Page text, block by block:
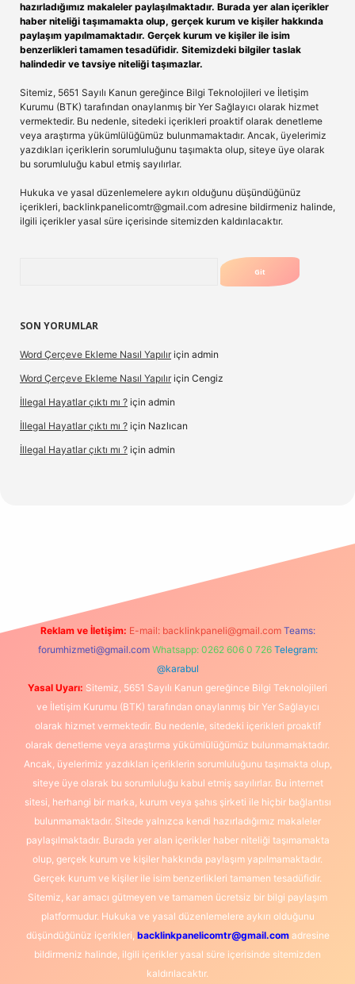
hazırladığımız makaleler paylaşılmaktadır. Burada yer alan içerikler
haber niteliği taşımamakta olup, gerçek kurum ve kişiler hakkında
paylaşım yapılmamaktadır. Gerçek kurum ve kişiler ile isim
benzerlikleri tamamen tesadüfidir. Sitemizdeki bilgiler taslak
halindedir ve tavsiye niteliği taşımazlar.
Sitemiz, 5651 Sayılı Kanun gereğince Bilgi Teknolojileri ve İletişim
Kurumu (BTK) tarafından onaylanmış bir Yer Sağlayıcı olarak hizmet
vermektedir. Bu nedenle, sitedeki içerikleri proaktif olarak denetleme
veya araştırma yükümlülüğümüz bulunmamaktadır. Ancak, üyelerimiz
yazdıkları içeriklerin sorumluluğunu taşımakta olup, siteye üye olarak
bu sorumluluğu kabul etmiş sayılırlar.
Hukuka ve yasal düzenlemelere aykırı olduğunu düşündüğünüz
içerikleri, backlinkpanelicomtr@gmail.com adresine bildirmeniz halinde,
ilgili içerikler yasal süre içerisinde sitemizden kaldırılacaktır.
SON YORUMLAR
Word Çerçeve Ekleme Nasıl Yapılır için admin
Word Çerçeve Ekleme Nasıl Yapılır için Cengiz
İllegal Hayatlar çıktı mı ? için admin
İllegal Hayatlar çıktı mı ? için Nazlıcan
İllegal Hayatlar çıktı mı ? için admin
Reklam ve İletişim: E-mail: backlinkpaneli@gmail.com Teams:
forumhizmeti@gmail.com Whatsapp: 0262 606 0 726 Telegram:
@karabul
Yasal Uyarı: Sitemiz, 5651 Sayılı Kanun gereğince Bilgi Teknolojileri
ve İletişim Kurumu (BTK) tarafından onaylanmış bir Yer Sağlayıcı
olarak hizmet vermektedir. Bu nedenle, sitedeki içerikleri proaktif
olarak denetleme veya araştırma yükümlülüğümüz bulunmamaktadır.
Ancak, üyelerimiz yazdıkları içeriklerin sorumluluğunu taşımakta olup,
siteye üye olarak bu sorumluluğu kabul etmiş sayılırlar. Bu internet
sitesi, herhangi bir marka, kurum veya şahıs şirketi ile hiçbir bağlantısı
bulunmamaktadır. Sitede yalnızca kendi hazırladığımız makaleler
paylaşılmaktadır. Burada yer alan içerikler haber niteliği taşımamakta
olup, gerçek kurum ve kişiler hakkında paylaşım yapılmamaktadır.
Gerçek kurum ve kişiler ile isim benzerlikleri tamamen tesadüfidir.
Sitemiz, kar amacı gütmeyen ve tamamen ücretsiz bir bilgi paylaşım
platformudur. Hukuka ve yasal düzenlemelere aykırı olduğunu
düşündüğünüz içerikleri, backlinkpanelicomtr@gmail.comadresine
bildirmeniz halinde, ilgili içerikler yasal süre içerisinde sitemizden
kaldırılacaktır.